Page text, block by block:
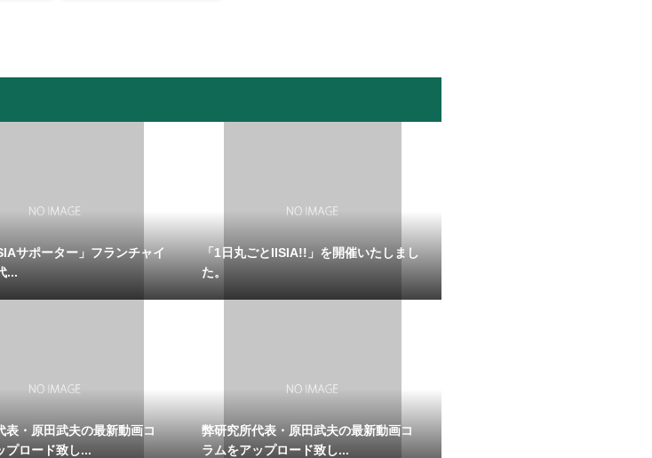
サポーター」フランチャイ
...
「1日丸ごとIISIA!!」を開催いたしまし
た。
表・原田武夫の最新動画コ
プロード致し...
弊研究所代表・原田武夫の最新動画コ
ラムをアップロード致し...